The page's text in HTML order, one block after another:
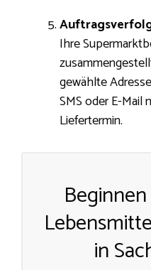
Ihre
gewählte
SMS oder E-Mail
Liefertermin.
in